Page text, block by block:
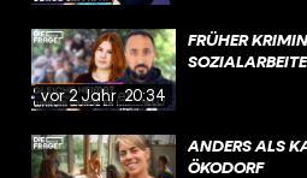
vor 2 Jahren20:34
FRÜHER
ANDERS ALS
ÖKODORF